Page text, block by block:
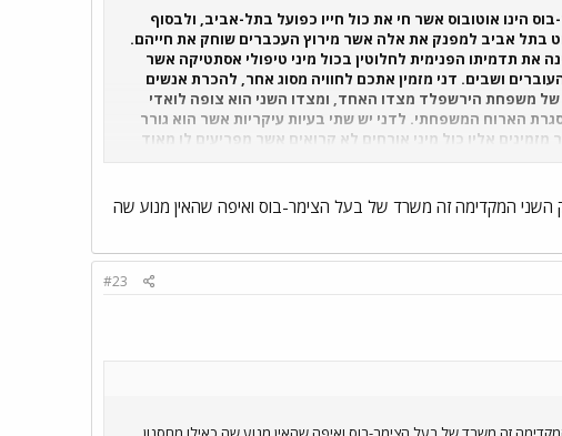
הינו אוטובוס אשר חי את כול חייו כפועל בתל-אביב, ולבסוף
בתל אביב למפנק את אלה אשר מירוץ העכברים שוחק את חייהם.
את תדמיתו הפנימית לחלוטין בכול מיני טיפולי אסתטיקה אשר
ושבים. דני מזמין אתכם לחוויה מסוג אחר, להכרת אנשים
משפחת הירשפלד מצדו האחד, ומצדו השני הוא צופה לואדי
הארוח המשפחתי. לדני יש שתי בעיות עיקריות אשר הוא גורר
אליו כול מיני אורחים לא קרואים אשר מפריעים לו מאוד
העמוס בילדים הוא מסתפק כיום בילדי משפחת הירשפלד אשר
דני כולל שרותים ומקלחת פרטיים ופינת תה וקפה קטנה.
המקדימה זה משרד של בעל הצימר-בוס ואיפה שהאין מנוע שה
#23